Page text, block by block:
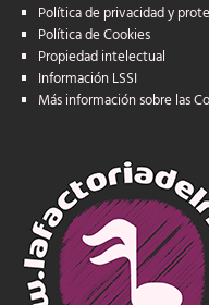
Política de privacidad y
Política de Cookies
Propiedad intelectual
Información LSSI
Más información sobre las